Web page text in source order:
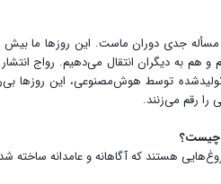
مسأله‌ جدی دوران ماست. این روزها ما
و هم به دیگران انتقال می‌دهیم. رواج
توسط هوش‌مصنوعی، این روزها
را رقم می‌زنند.
چیست؟
هستند که آگاهانه و عامدانه ساخته